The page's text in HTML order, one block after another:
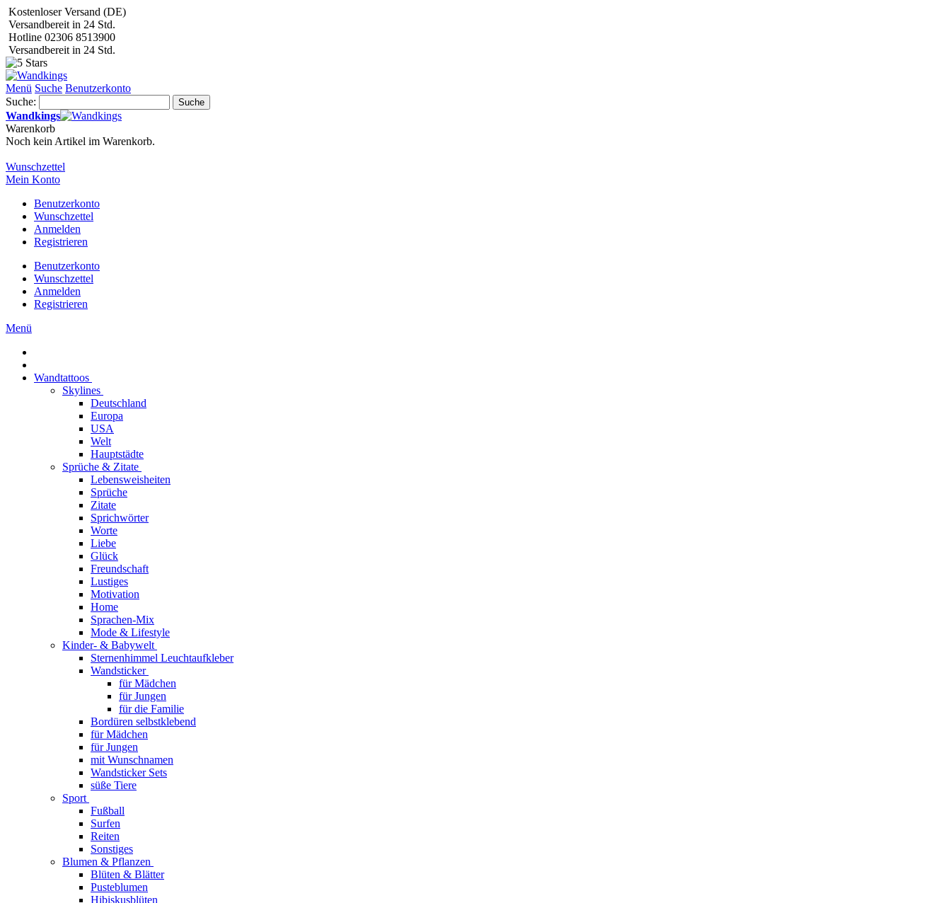
Kostenloser Versand (DE)
Versandbereit in 24 Std.
Hotline 02306 8513900
Versandbereit in 24 Std.
Menü Suche Benutzerkonto
Suche:
Suche
Wandkings
Warenkorb
Noch kein Artikel im Warenkorb.
Wunschzettel
Mein Konto
Benutzerkonto
Wunschzettel
Anmelden
Registrieren
Benutzerkonto
Wunschzettel
Anmelden
Registrieren
Menü
Wandtattoos
Skylines
Deutschland
Europa
USA
Welt
Hauptstädte
Sprüche & Zitate
Lebensweisheiten
Sprüche
Zitate
Sprichwörter
Worte
Liebe
Glück
Freundschaft
Lustiges
Motivation
Home
Sprachen-Mix
Mode & Lifestyle
Kinder- & Babywelt
Sternenhimmel Leuchtaufkleber
Wandsticker
für Mädchen
für Jungen
für die Familie
Bordüren selbstklebend
für Mädchen
für Jungen
mit Wunschnamen
Wandsticker Sets
süße Tiere
Sport
Fußball
Surfen
Reiten
Sonstiges
Blumen & Pflanzen
Blüten & Blätter
Pusteblumen
Hibiskusblüten